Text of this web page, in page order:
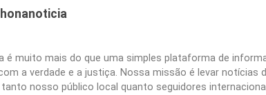
é muito mais do que uma simples plataforma de
a verdade e a justiça. Nossa missão é levar notícias
nosso público local quanto seguidores